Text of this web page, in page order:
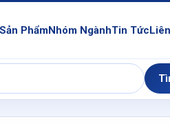
Sản PhẩmNhóm NgànhTin Tức